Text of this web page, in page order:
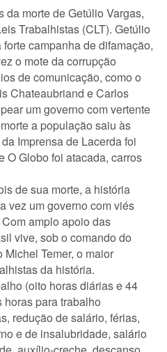
da morte de Getúlio Vargas,
Trabalhistas (CLT). Getúlio
campanha de difamação,
o mote da corrupção
de comunicação, como o
Chateaubriand e Carlos
um governo com vertente
a população saiu às
Imprensa de Lacerda foi
O Globo foi atacada, carros
de sua morte, a história
vez um governo com viés
amplo apoio das
vive, sob o comando do
Temer, o maior
da história.
(oito horas diárias e 44
para trabalho
redução de salário, férias,
e de insalubridade, salário